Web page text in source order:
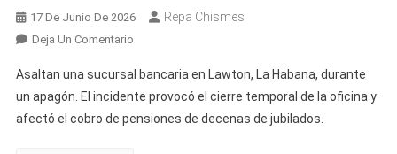
17 De Junio De 2026 Repa Chismes
Deja Un ComentarioEn
Banco
Metropolitano
En
Asaltan una sucursal bancaria en Lawton, La Habana, durante
un apagón. El incidente provocó el cierre temporal de la oficina y
afectó el cobro de pensiones de decenas de jubilados.